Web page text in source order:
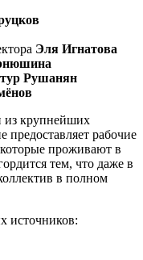
Эля Игнатова
Рушанян
крупнейших
предоставляет рабочие
которые проживают в
тем, что даже в
в полном
источников: